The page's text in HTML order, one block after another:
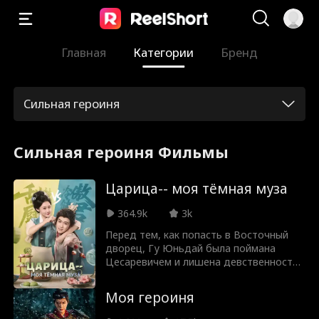
Главная Категории Бренд
Сильная героиня
Сильная героиня Фильмы
Царица-- моя тёмная муза
364.9k
3k
Перед тем, как попасть в Восточный
дворец, Гу Юньдай была поймана
Цесаревичем и лишена девственности
Юньдай стало желание — с помощью
целебных снадобий оставить подлого
Моя героиня